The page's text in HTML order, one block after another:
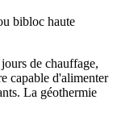
bibloc haute
de chauffage,
capable d'alimenter
La géothermie